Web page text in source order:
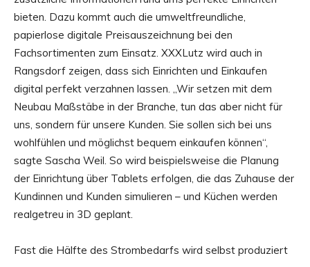
bieten. Dazu kommt auch die umweltfreundliche,
papierlose digitale Preisauszeichnung bei den
Fachsortimenten zum Einsatz. XXXLutz wird auch in
Rangsdorf zeigen, dass sich Einrichten und Einkaufen
digital perfekt verzahnen lassen. „Wir setzen mit dem
Neubau Maßstäbe in der Branche, tun das aber nicht für
uns, sondern für unsere Kunden. Sie sollen sich bei uns
wohlfühlen und möglichst bequem einkaufen können“,
sagte Sascha Weil. So wird beispielsweise die Planung
der Einrichtung über Tablets erfolgen, die das Zuhause der
Kundinnen und Kunden simulieren – und Küchen werden
realgetreu in 3D geplant.
Fast die Hälfte des Strombedarfs wird selbst produziert